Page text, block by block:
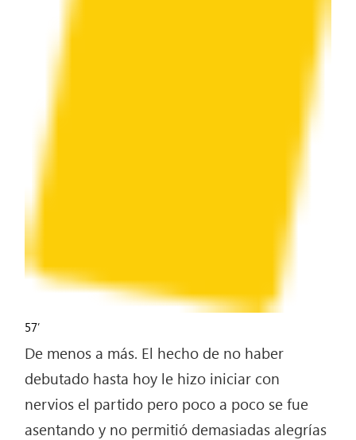
57′
De menos a más. El hecho de no haber
debutado hasta hoy le hizo iniciar con
nervios el partido pero poco a poco se fue
asentando y no permitió demasiadas alegrías